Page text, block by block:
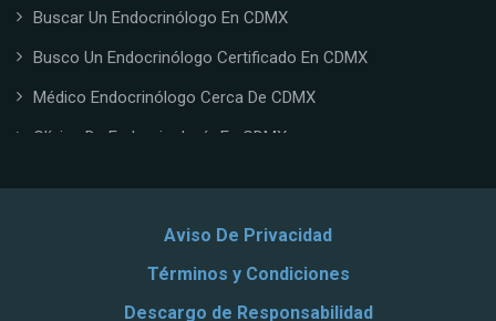
Buscar Un Endocrinólogo En CDMX
Busco Un Endocrinólogo Certificado En CDMX
Médico Endocrinólogo Cerca De CDMX
Clínica De Endocrinología En CDMX
Aviso De Privacidad
Términos y Condiciones
Descargo de Responsabilidad